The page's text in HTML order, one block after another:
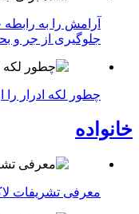
آرامش را به رابطه
جلوگیری از جر و
چطور لکه ادرار
خانواده
معرفی تشریفات